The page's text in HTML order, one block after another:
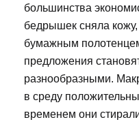
большинства
бедрышек сняла
бумажным
предложения
разнообразными.
в среду
временем они